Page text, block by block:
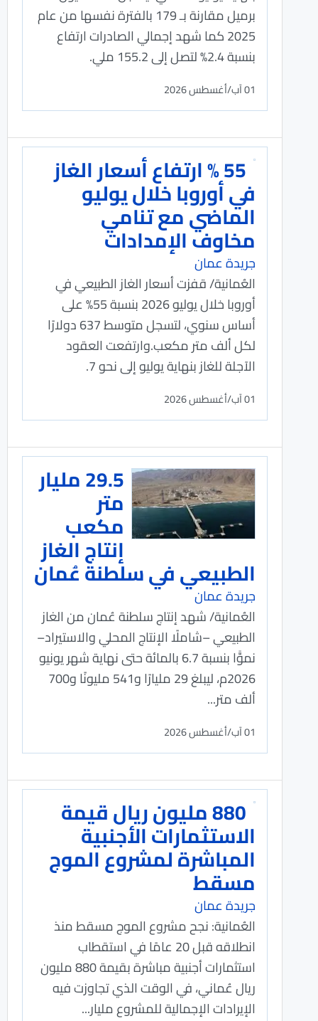
برميل مقارنة بـ 179 بالفترة نفسها من عام
2025 كما شهد إجمالي الصادرات ارتفاع
بنسبة 2.4% لتصل إلى 155.2 ملي.
01 آب/أغسطس 2026
55 % ارتفاع أسعار الغاز
في أوروبا خلال يوليو
الماضي مع تنامي
مخاوف الإمدادات
جريدة عمان
العُمانية/ قفزت أسعار الغاز الطبيعي في
أوروبا خلال يوليو 2026 بنسبة 55% على
أساس سنوي، لتسجل متوسط 637 دولارًا
لكل ألف متر مكعب.​وارتفعت العقود
الآجلة للغاز بنهاية يوليو إلى نحو 7.
01 آب/أغسطس 2026
29.5 مليار
متر
مكعب
إنتاج الغاز
الطبيعي في سلطنة عُمان
جريدة عمان
العُمانية/ شهد إنتاج سلطنة عُمان من الغاز
الطبيعي –شاملًا الإنتاج المحلي والاستيراد–
نموًّا بنسبة 6.7 بالمائة حتى نهاية شهر يونيو
2026م، ليبلغ 29 مليارًا و541 مليونًا و700
ألف متر...
01 آب/أغسطس 2026
880 مليون ريال قيمة
الاستثمارات الأجنبية
المباشرة لمشروع الموج
مسقط
جريدة عمان
العُمانية: نجح مشروع الموج مسقط منذ
انطلاقه قبل 20 عامًا في استقطاب
استثمارات أجنبية مباشرة بقيمة 880 مليون
ريال عُماني، في الوقت الذي تجاوزت فيه
الإيرادات الإجمالية للمشروع مليار...